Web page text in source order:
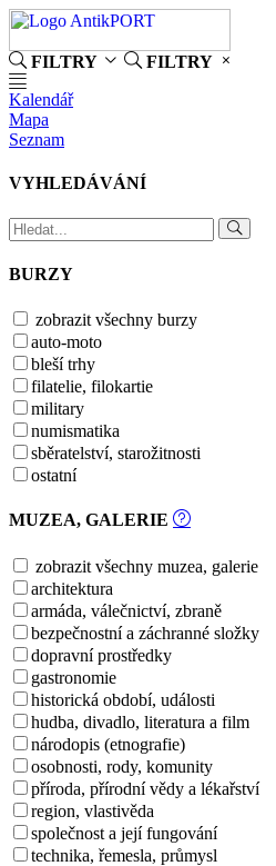
FILTRY
FILTRY
Kalendář
Mapa
Seznam
VYHLEDÁVÁNÍ
BURZY
zobrazit všechny burzy
auto-moto
bleší trhy
filatelie, filokartie
military
numismatika
sběratelství, starožitnosti
ostatní
MUZEA, GALERIE
zobrazit všechny muzea, galerie
architektura
armáda, válečnictví, zbraně
bezpečnostní a záchranné složky
dopravní prostředky
gastronomie
historická období, události
hudba, divadlo, literatura a film
národopis (etnografie)
osobnosti, rody, komunity
příroda, přírodní vědy a lékařství
region, vlastivěda
společnost a její fungování
technika, řemesla, průmysl